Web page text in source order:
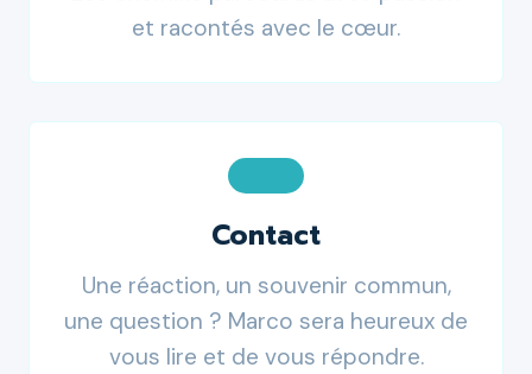
et racontés avec le cœur.
Contact
Une réaction, un souvenir commun,
une question ? Marco sera heureux de
vous lire et de vous répondre.